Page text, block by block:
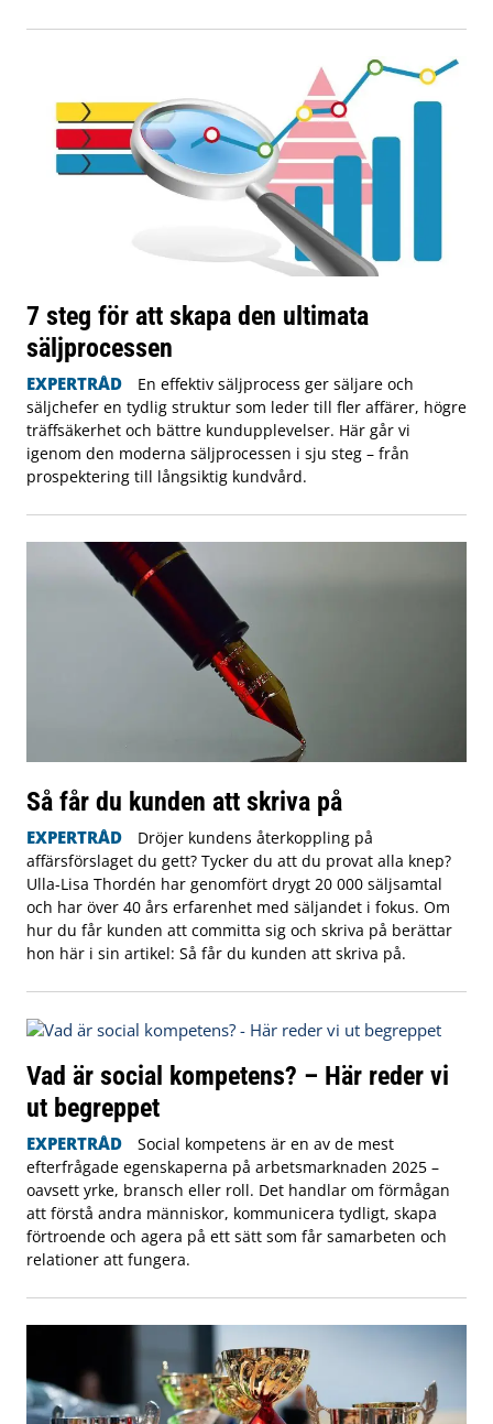
7 steg för att skapa den ultimata
säljprocessen
EXPERTRÅD
En effektiv säljprocess ger säljare och
säljchefer en tydlig struktur som leder till fler affärer, högre
träffsäkerhet och bättre kundupplevelser. Här går vi
igenom den moderna säljprocessen i sju steg – från
prospektering till långsiktig kundvård.
Så får du kunden att skriva på
EXPERTRÅD
Dröjer kundens återkoppling på
affärsförslaget du gett? Tycker du att du provat alla knep?
Ulla-Lisa Thordén har genomfört drygt 20 000 säljsamtal
och har över 40 års erfarenhet med säljandet i fokus. Om
hur du får kunden att committa sig och skriva på berättar
hon här i sin artikel: Så får du kunden att skriva på.
Vad är social kompetens? – Här reder vi
ut begreppet
EXPERTRÅD
Social kompetens är en av de mest
efterfrågade egenskaperna på arbetsmarknaden 2025 –
oavsett yrke, bransch eller roll. Det handlar om förmågan
att förstå andra människor, kommunicera tydligt, skapa
förtroende och agera på ett sätt som får samarbeten och
relationer att fungera.